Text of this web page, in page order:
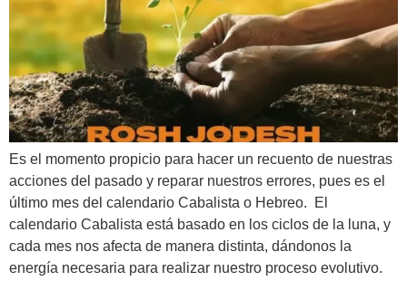
Es el momento propicio para hacer un recuento de nuestras
acciones del pasado y reparar nuestros errores, pues es el
último mes del calendario Cabalista o Hebreo. El
calendario Cabalista está basado en los ciclos de la luna, y
cada mes nos afecta de manera distinta, dándonos la
energía necesaria para realizar nuestro proceso evolutivo.